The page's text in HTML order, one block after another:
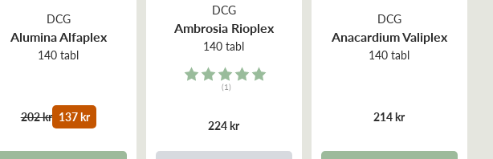
DCG
Alumina Alfaplex
140 tabl
202 kr 137 kr
DCG
Ambrosia Rioplex
140 tabl
Rating:
(1)
224 kr
DCG
Anacardium Valiplex
140 tabl
214 kr